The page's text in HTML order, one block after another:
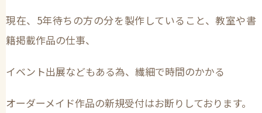
現在、5年待ちの方の分を製作していること、教室や書
籍掲載作品の仕事、
イベント出展などもある為、繊細で時間のかかる
オーダーメイド作品の新規受付はお断りしております。